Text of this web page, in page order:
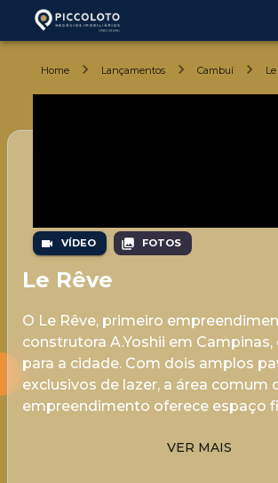
Home Lançamentos Cambuí
VÍDEO FOTOS
Le Rêve
O Le Rêve, primeiro
construtora A.Yoshii em
para a cidade. Com dois amplos
exclusivos de lazer, a área comum
empreendimento oferece espaço
VER MAIS